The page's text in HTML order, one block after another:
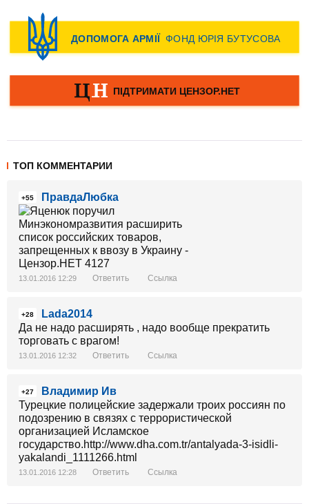
ТОП КОММЕНТАРИИ
+55 ПравдаЛюбка
13.01.2016 12:29 Ответить Ссылка
+28
Lada2014
Да не надо расширять , надо вообще прекратить
торговать с врагом!
13.01.2016 12:32 Ответить Ссылка
+27
Владимир Ив
Турецкие полицейские задержали троих россиян по
подозрению в связях с террористической
организацией Исламское
государство.http://www.dha.com.tr/antalyada-3-isidli-
yakalandi_1111266.html
13.01.2016 12:28 Ответить Ссылка